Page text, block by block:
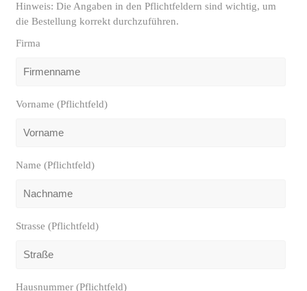
Hinweis: Die Angaben in den Pflichtfeldern sind wichtig, um
die Bestellung korrekt durchzuführen.
Firma
Vorname (Pflichtfeld)
Name (Pflichtfeld)
Strasse (Pflichtfeld)
Hausnummer (Pflichtfeld)